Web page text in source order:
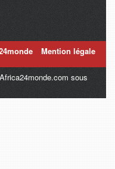
Mention légale
sous